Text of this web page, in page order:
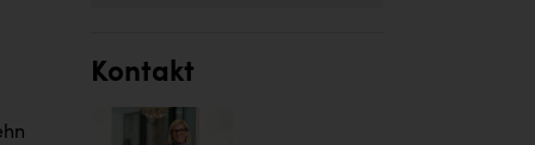
Kontakt